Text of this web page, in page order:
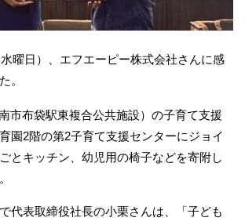
曜日）、エフエーピー株式会社さんに感
。
市布袋駅東複合公共施設）の子育て支援
園2階の第2子育て支援センターにジョイ
とキッチン、幼児用の椅子などを寄附し
代表取締役社長の小栗さんは、「子ども